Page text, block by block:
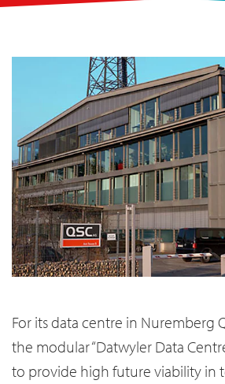
For its data centre in Nuremberg
the modular “Datwyler Data
to provide high future viability in